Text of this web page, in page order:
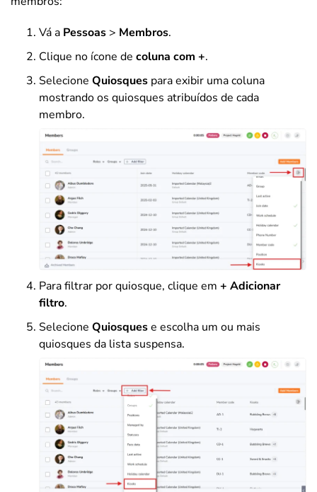
Vá a Pessoas > Membros.
Clique no ícone de coluna com +.
Selecione Quiosques para exibir uma coluna
mostrando os quiosques atribuídos de cada
membro.
Para filtrar por quiosque, clique em + Adicionar
filtro.
Selecione Quiosquese escolha um ou mais
quiosques da lista suspensa.